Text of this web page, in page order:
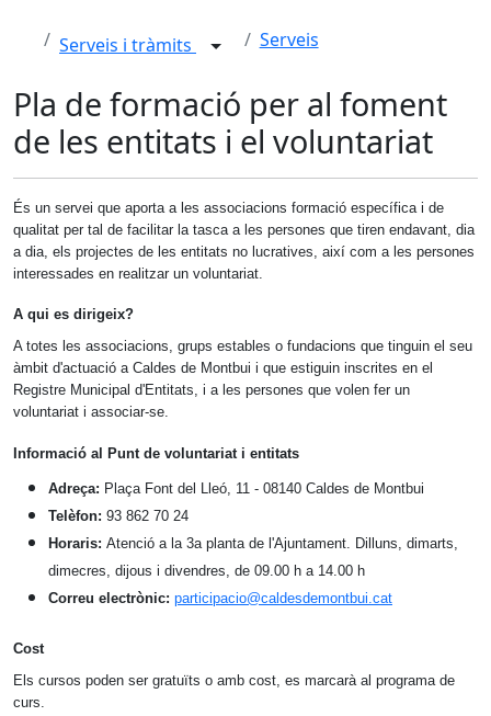
Serveis i tràmits Serveis
Pla de formació per al foment
de les entitats i el voluntariat
És un servei que aporta a les associacions formació específica i de
qualitat per tal de facilitar la tasca a les persones que tiren endavant, dia
a dia, els projectes de les entitats no lucratives, així com a les persones
interessades en realitzar un voluntariat.
A qui es dirigeix?
A totes les associacions, grups estables o fundacions que tinguin el seu
àmbit d'actuació a Caldes de Montbui i que estiguin inscrites en el
Registre Municipal d'Entitats, i a les persones que volen fer un
voluntariat i associar-se.
Informació al Punt de voluntariat i entitats
Adreça: Plaça Font del Lleó, 11 - 08140 Caldes de Montbui
Telèfon: 93 862 70 24
Horaris: Atenció a la 3a planta de l'Ajuntament. Dilluns, dimarts,
dimecres, dijous i divendres, de 09.00 h a 14.00 h
Correu electrònic: participacio@caldesdemontbui.cat
Cost
Els cursos poden ser gratuïts o amb cost, es marcarà al programa de
curs.